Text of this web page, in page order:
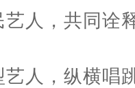
艺人，共同诠
人，纵横唱